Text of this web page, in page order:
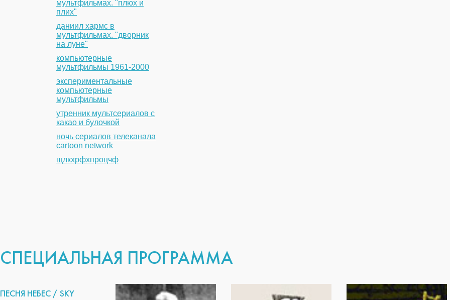
мультфильмах. "плюх и
плих"
даниил хармс в
мультфильмах. "дворник
на луне"
компьютерные
мультфильмы 1961-2000
экспериментальные
компьютерные
мультфильмы
утренник мультсериалов с
какао и булочкой
ночь сериалов телеканала
cartoon network
щлкхрфхпроцчф
СПЕЦИАЛЬНАЯ ПРОГРАММА
ПЕСНЯ НЕБЕС / SKY